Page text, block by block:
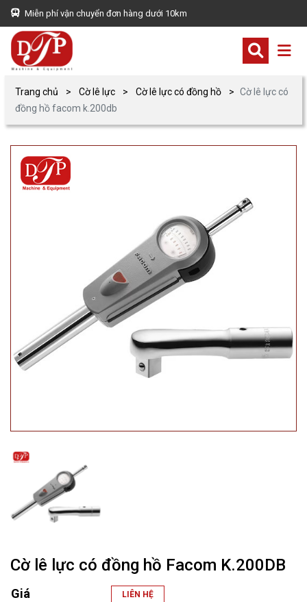
Miễn phí vận chuyển đơn hàng dưới 10km
Trang chủ Cờ lê lực Cờ lê lực có đồng hồ
Cờ lê lực có
đồng hồ facom k.200db
Cờ lê lực có đồng hồ Facom K.200DB
Giá LIÊN HỆ